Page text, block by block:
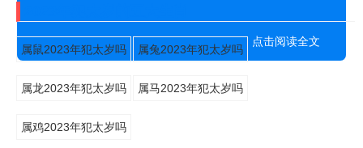
属鼠2023年犯太岁吗 属兔2023年犯太岁吗
属龙2023年犯太岁吗 属马2023年犯太岁吗
属鸡2023年犯太岁吗
点击阅读全文